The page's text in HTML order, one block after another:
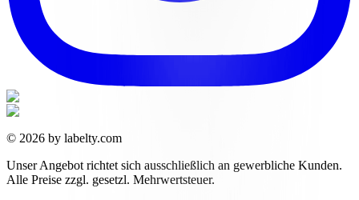
© 2026 by labelty.com
Unser Angebot richtet sich ausschließlich an gewerbliche Kunden.
Alle Preise zzgl. gesetzl. Mehrwertsteuer.